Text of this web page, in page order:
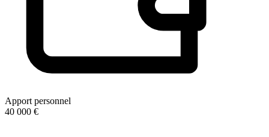
Apport personnel
40 000 €